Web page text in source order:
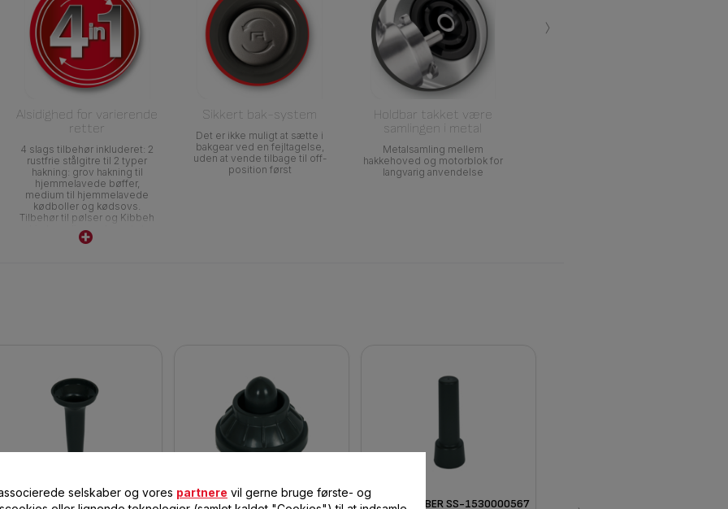
Alsidighed for varierende
retter
4 slags tilbehør inkluderet: 2
rustfrie stålgitre til 2 typer
hakning: grov hakning til
hjemmelavede bøffer,
medium til hjemmelavede
kødboller og kødsovs.
Tilbehør til pølser og Kibbeh
hjælper dig med nemt at
forme dem
Sikkert bak-system
Det er ikke muligt at sætte i
bakgear ved en fejltagelse,
uden at vende tilbage til off-
position først
Holdbar takket være
samlingen i metal
Metalsamling mellem
hakkehoved og motorblok for
langvarig anvendelse
›
PØLSERØR SS-1530000569
SORT KEBE-SÆT SS-
SORT SKUBBER SS-1530000567
selskaber og vores partnere vil gerne bruge første- og